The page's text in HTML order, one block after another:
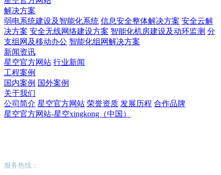
解决方案
弱电系统建设及智能化系统 信息安全整体解决方案 安全云解
决方案 安全无线网络建设方案 智能化机房建设及动环监测 分
支组网及移动办公 智能化组网解决方案
新闻资讯
星空官方网站 行业新闻
工程案例
国内案例 国外案例
关于我们
公司简介 星空官方网站 荣誉资质 发展历程 合作品牌
星空官方网站-星空xingkong（中国）
服务热线：